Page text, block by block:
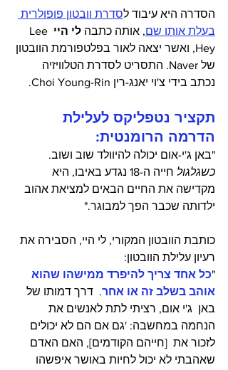
הסדרה היא עיבוד לסדרת וובטון פופולרית
בעלת אותו שם, אותה כתבה לי היי Lee
Hey, ואשר יצאה לאור בפלטפורמת הוובטון
של Naver. התסריט לסדרת הטלוויזיה
נכתב בידי צ'וי יאנג-רין Choi Young-Rin.
תקציר נטפליקס לעלילת
הדרמה הרומנטית:
"באן ג'י-אום יכולה להיוולד שוב ושוב.
כשגלגול
חייה ה-18 נגדע באיבו, היא
מקדישה את החיים הבאים למציאת אהוב
ילדותה שכבר הפך למבוגר."
כותבת הוובטון המקורי, לי היי, הסבירה את
רעיון עלילת הוובטון:
"כל אחד צריך להיפרד ממישהו שהוא
אוהב בשלב זה או אחר.  דרך דמותו של
באן  ג'י אום, רציתי לתת לאנשים את
הנחמה במחשבה: 'גם אם הם לא יכולים
לזכור את  [חייהם הקודמים], האם האדם
שאהבתי לא יכול לחיות באושר איפשהו